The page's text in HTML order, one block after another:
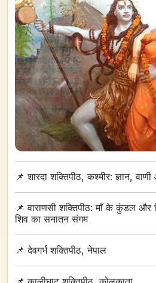
📌शारदा शक्तिपीठ, कश्मीर: ज्ञान,
📌वाराणसी शक्तिपीठ: माँ के कुंडल और
शिव का सनातन संगम
📌देवगर्भ शक्तिपीठ, नेपाल